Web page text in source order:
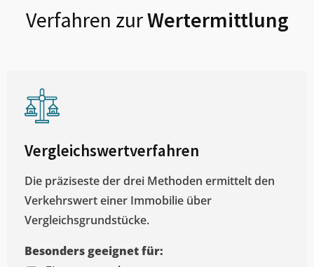
Verfahren zurWertermittlung
Vergleichswertverfahren
Die präziseste der drei Methoden ermittelt den
Verkehrswert einer Immobilie über
Vergleichsgrundstücke.
Besonders geeignet für: